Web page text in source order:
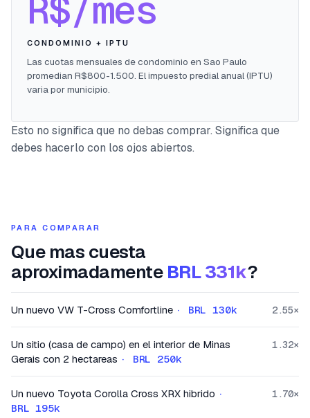
CONDOMINIO + IPTU
Las cuotas mensuales de condominio en Sao Paulo
promedian R$800-1.500. El impuesto predial anual (IPTU)
varia por municipio.
Esto no significa que no debas comprar. Significa que
debes hacerlo con los ojos abiertos.
PARA COMPARAR
Que mas cuesta
aproximadamente BRL 331k?
Un nuevo VW T-Cross Comfortline · BRL 130k 2.55×
Un sitio (casa de campo) en el interior de Minas
Gerais con 2 hectareas · BRL 250k
1.32×
Un nuevo Toyota Corolla Cross XRX hibrido ·
BRL 195k
1.70×